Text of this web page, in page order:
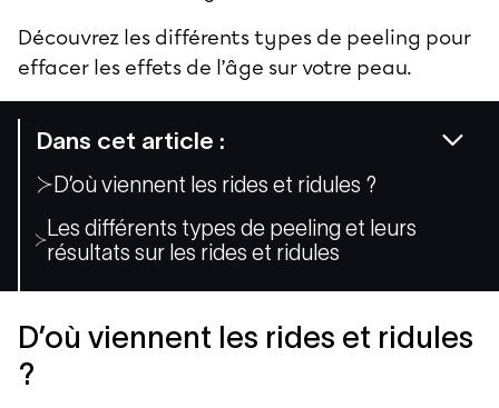
Dans cet article :
D’où viennent les rides et ridules ?
Les différents types de peeling et leurs
résultats sur les rides et ridules
Découvrez les différents types de peeling pour
effacer les effets de l’âge sur votre peau.
D’où viennent les rides et ridules
?